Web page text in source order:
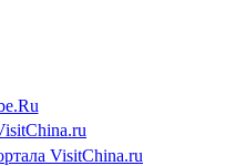
VisitChina.ru